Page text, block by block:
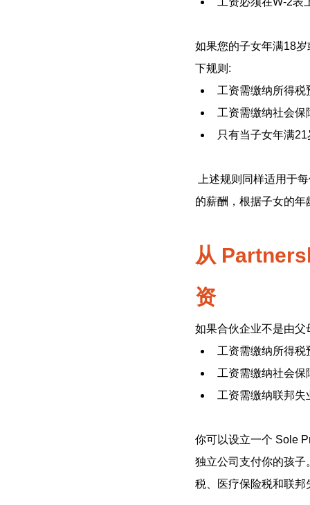
如果您的子女年满18
下规则:
工资需缴纳所得税
工资需缴纳社会
只有当子女年满
的薪酬，根据子女的
从
资
如果合伙企业不是由
工资需缴纳所得税
工资需缴纳社会
工资需缴纳联邦失
你可以设立一个 Sole
独立公司支付你的孩
税、医疗保险税和联邦